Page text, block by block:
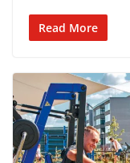
Read More